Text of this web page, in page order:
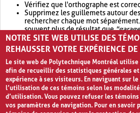
Vérifiez que l'orthographe est
Supprimez les guillemets autour
rechercher chaque mot séparément.
souvent plus de résultat que
Envisagez d'élargir votre recherche
retournera souvent plus de résultat
NOTRE SITE WEB UTILISE DES
REHAUSSER VOTRE EXPÉRIENCE
Le site web de Polytechnique Montréal
afin de recueillir des statistiques générales
expérience à ses visiteurs. En naviguant sur
l’utilisation de ces témoins selon les
d’utilisation. Vous pouvez refuser les
vos paramètres de navigation. Pour en savoir